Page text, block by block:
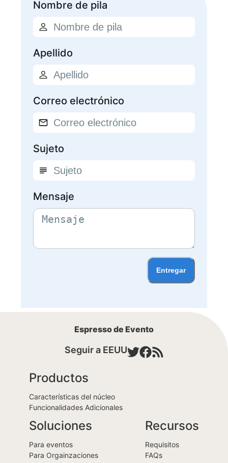
Nombre de pila
Apellido
Correo electrónico
Sujeto
Mensaje
Entregar
Espresso de Evento
Seguir a EEUU
Productos
Características del núcleo
Funcionalidades Adicionales
Soluciones
Para eventos
Para Orgainzaciones
Recursos
Requisitos
FAQs